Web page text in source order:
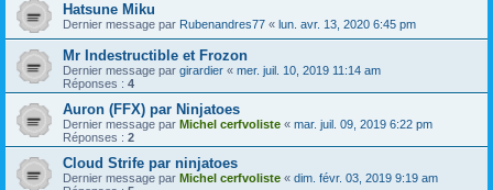
Hatsune Miku
Dernier message par Rubenandres77 « lun. avr. 13, 2020 6:45 pm
Mr Indestructible et Frozon
Dernier message par girardier « mer. juil. 10, 2019 11:14 am
Réponses : 4
Auron (FFX) par Ninjatoes
Dernier message par Michel cerfvoliste « mar. juil. 09, 2019 6:22 pm
Réponses : 2
Cloud Strife par ninjatoes
Dernier message par Michel cerfvoliste « dim. févr. 03, 2019 9:19 am